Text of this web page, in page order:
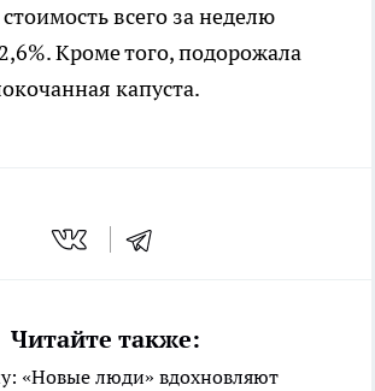
всего за неделю
Кроме того, подорожала
капуста.
Читайте также:
«Новые люди» вдохновляют